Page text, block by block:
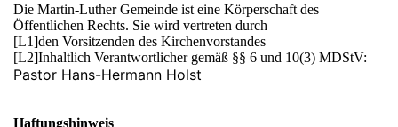
Die Martin-Luther Gemeinde ist eine Körperschaft des
Öffentlichen Rechts. Sie wird vertreten durch
[L1]den Vorsitzenden des Kirchenvorstandes
[L2]Inhaltlich Verantwortlicher gemäß §§ 6 und 10(3) MDStV:
Pastor Hans-Hermann Holst
Haftungshinweis